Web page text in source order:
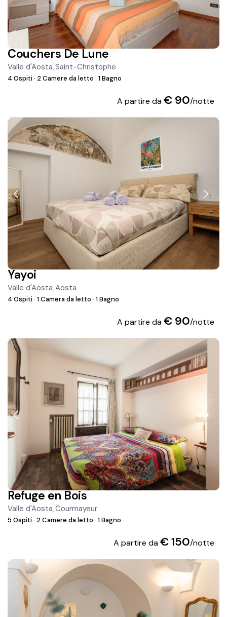
Couchers De Lune
Valle d'Aosta,Saint-Christophe
4 Ospiti· 2 Camere da letto· 1 Bagno
A partire da€ 90/notte
Yayoi
Valle d'Aosta,Aosta
4 Ospiti· 1 Camera da letto· 1 Bagno
A partire da€ 90/notte
Refuge en Bois
Valle d'Aosta,Courmayeur
5 Ospiti· 2 Camere da letto· 1 Bagno
A partire da€ 150/notte